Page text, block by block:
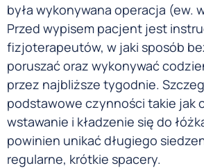
była wykonywana operacja (ew.
Przed wypisem pacjent jest
fizjoterapeutów, w jaki sposób
poruszać oraz wykonywać
przez najbliższe tygodnie.
podstawowe czynności takie jak
wstawanie i kładzenie się do
powinien unikać długiego
regularne, krótkie spacery.